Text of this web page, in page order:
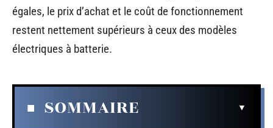
égales, le prix d’achat et le coût de fonctionnement
restent nettement supérieurs à ceux des modèles
électriques à batterie.
SOMMAIRE